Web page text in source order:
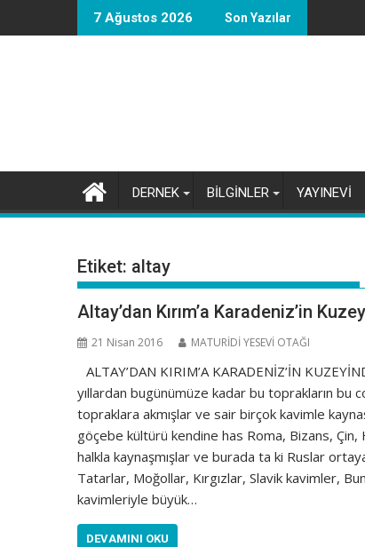
to
7 Ağustos 2026 Son Yazılar
DERNEK BİLGİNLER YAYINEVİ
Etiket: altay
Altay’dan Kırım’a Karadeniz’in
21 Nisan 2016 MATURİDİ YESEVİ OTAĞI
ALTAY’DAN KIRIM’A KARADENİZ’İN
yıllardan bugünümüze kadar bu toprakların bu
topraklara akmışlar ve sair birçok kavimle
göçebe kültürü kendine has Roma, Bizans,
halkla kaynaşmışlar ve burada ta ki Ruslar
Tatarlar, Moğollar, Kırgızlar, Slavik kavimler,
kavimleriyle büyük…
DEVAMINI OKU